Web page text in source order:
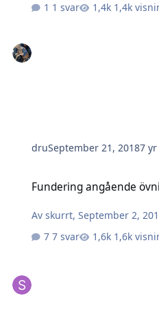
1 svar
1,4k
druSeptember 21, 20187 yr
Fundering angående
Avskurrt,September 2,
7 svar
1,6k